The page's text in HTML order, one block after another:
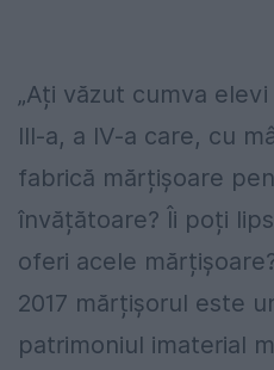
„Ați văzut cumva
III-a, a IV-a care, cu
fabrică mărțișoare
învățătoare? Îi poți
oferi acele
2017 mărțișorul este
patrimoniul imaterial